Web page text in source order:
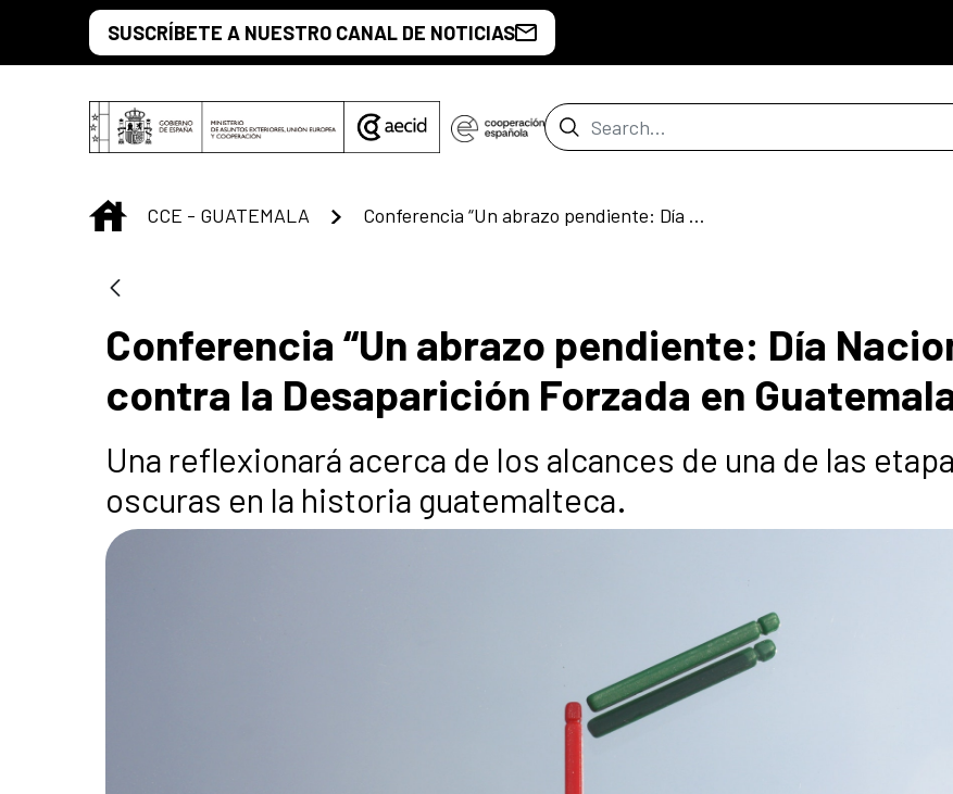
Skip to Main ContentSUSCRÍBETE A NUESTRO CANAL DE NOTICIAS
Search Bar
INICIO
CCE - GUATEMALA Conferencia “Un abrazo pendiente: Día Nacional contra la Desaparición Forzada en Guatemala”
Conferencia “Un abrazo pendiente: Día
contra la Desaparición Forzada en
Una reflexionará acerca de los alcances de una de las
oscuras en la historia guatemalteca.